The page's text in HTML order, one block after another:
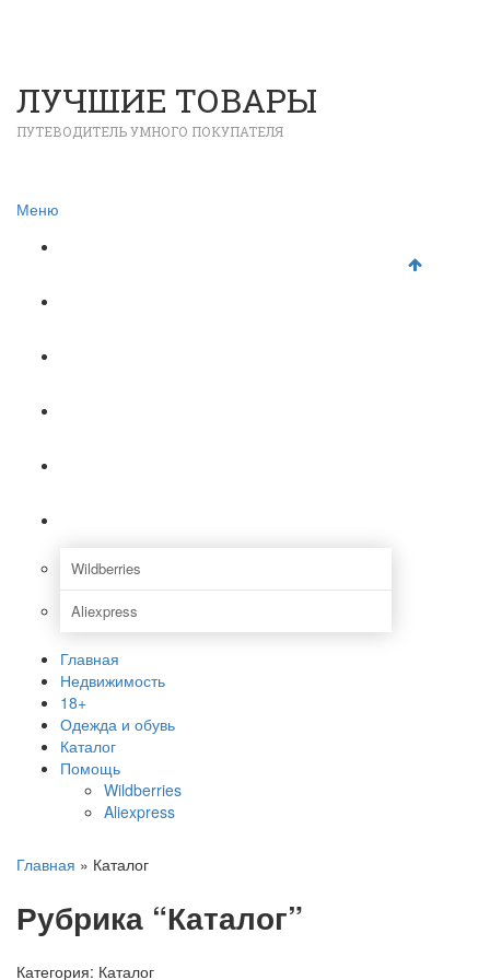
ЛУЧШИЕ ТОВАРЫ
ПУТЕВОДИТЕЛЬ УМНОГО ПОКУПАТЕЛЯ
Меню
Wildberries
Aliexpress
Главная
Недвижимость
18+
Одежда и обувь
Каталог
Помощь
Wildberries
Aliexpress
Главная » Каталог
Рубрика “Каталог”
Категория: Каталог